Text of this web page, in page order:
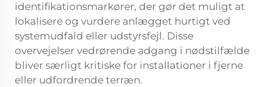
identifikationsmarkører, der gør det muligt at
lokalisere og vurdere anlægget hurtigt ved
systemudfald eller udstyrsfejl. Disse
overvejelser vedrørende adgang i nødstilfælde
bliver særligt kritiske for installationer i fjerne
eller udfordrende terræn.